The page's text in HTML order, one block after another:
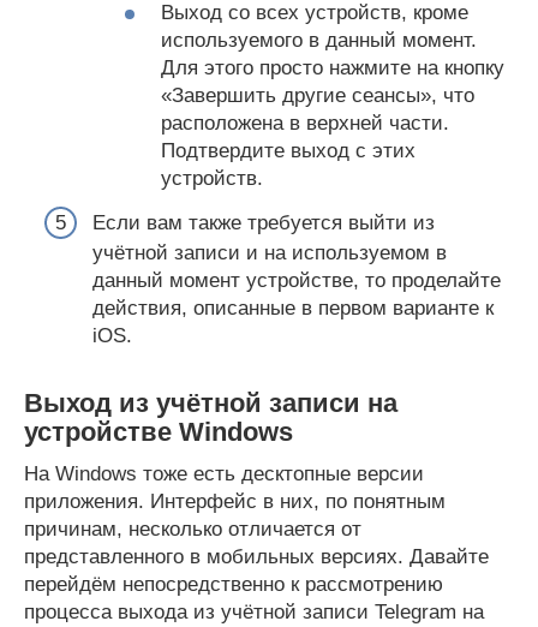
Выход со всех устройств, кроме
используемого в данный момент.
Для этого просто нажмите на кнопку
«Завершить другие сеансы», что
расположена в верхней части.
Подтвердите выход с этих
устройств.
Если вам также требуется выйти из
учётной записи и на используемом в
данный момент устройстве, то проделайте
действия, описанные в первом варианте к
iOS.
Выход из учётной записи на
устройстве Windows
На Windows тоже есть десктопные версии
приложения. Интерфейс в них, по понятным
причинам, несколько отличается от
представленного в мобильных версиях. Давайте
перейдём непосредственно к рассмотрению
процесса выхода из учётной записи Telegram на